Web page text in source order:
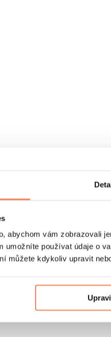
abychom vám zobrazovali
používat údaje o
můžete kdykoliv upravit